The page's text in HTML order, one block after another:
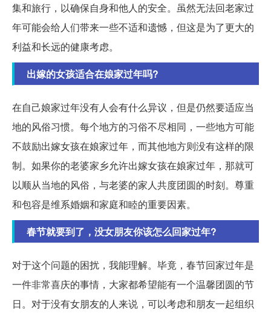
集和旅行，以确保自身和他人的安全。虽然无法回老家过
年可能会给人们带来一些不适和遗憾，但这是为了更大的
利益和长远的健康考虑。
出嫁的女孩适合在娘家过年吗?
在自己娘家过年没有人会有什么异议，但是仍然要适应当
地的风俗习惯。每个地方的习俗不尽相同，一些地方可能
不鼓励出嫁女孩在娘家过年，而其他地方则没有这样的限
制。如果你的老婆家乡允许出嫁女孩在娘家过年，那就可
以顺从当地的风俗，与老婆的家人共度团圆的时刻。尊重
和包容是维系婚姻和家庭和睦的重要因素。
春节就要到了，没女朋友你该怎么回家过年?
对于这个问题的困扰，我能理解。毕竟，春节回家过年是
一件非常喜庆的事情，大家都希望能有一个温馨团圆的节
日。对于没有女朋友的人来说，可以考虑和朋友一起组织